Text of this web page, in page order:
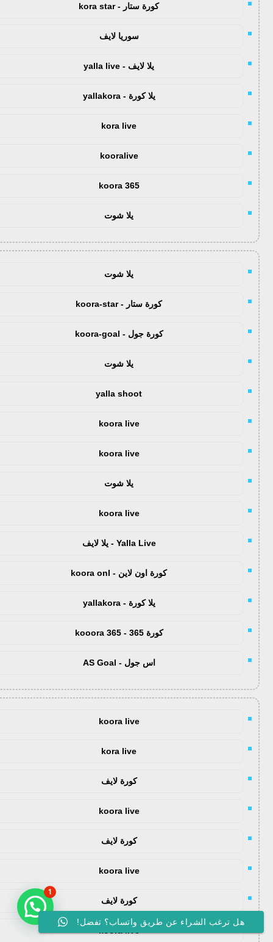
كورة ستار - kora star
سوريا لايف
يلا لايف - yalla live
يلا كورة - yallakora
kora live
kooralive
koora 365
يلا شوت
يلا شوت
كورة ستار - koora-star
كورة جول - koora-goal
يلا شوت
yalla shoot
koora live
koora live
يلا شوت
koora live
Yalla Live - يلا لايف
كورة اون لاين - koora onl
يلا كورة - yallakora
كورة 365 - kooora 365
اس جول - AS Goal
koora live
kora live
كورة لايف
koora live
كورة لايف
koora live
كورة لايف
koora live
هل ترغب الشراء عن طريق واتساب؟ تفضل!
1